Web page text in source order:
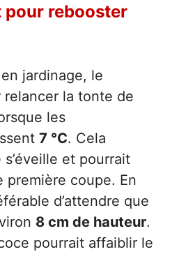
pour rebooster
jardinage, le
relancer la tonte de
les
7 °C. Cela
et pourrait
première coupe. En
d’attendre que
8 cm de hauteur.
pourrait affaiblir le